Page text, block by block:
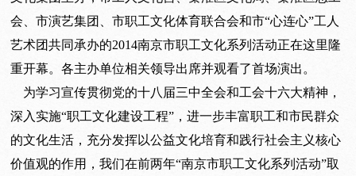
会、市演艺集团、市职工文化体育联合会和市“心连心”工人
艺术团共同承办的2014南京市职工文化系列活动正在这里隆
重开幕。各主办单位相关领导出席并观看了首场演出。
为学习宣传贯彻党的十八届三中全会和工会十六大精神，
深入实施“职工文化建设工程”，进一步丰富职工和市民群众
的文化生活，充分发挥以公益文化培育和践行社会主义核心
价值观的作用，我们在前两年“南京市职工文化系列活动”取